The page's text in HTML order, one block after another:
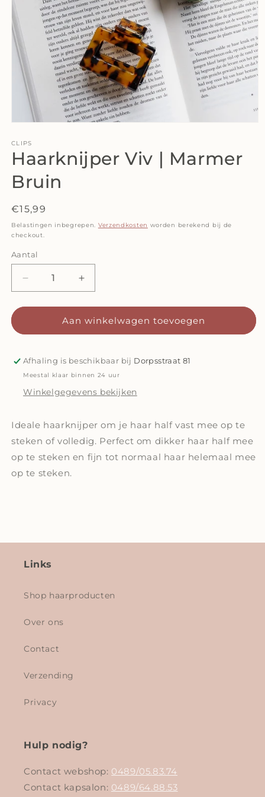
openen
in
modaal
CLIPS
Haarknijper Viv | Marmer
Bruin
Normale
prijs
€15,99
Belastingen inbegrepen. Verzendkosten worden berekend bij de
checkout.
Aantal
Aantal
Aantal
verlagen
voor
Haarknijper
Viv
Marmer
Bruin
Aantal
verhogen
voor
Haarknijper
Viv
Marmer
Bruin
Aan winkelwagen toevoegen
Afhaling is beschikbaar bij Dorpsstraat 81
Meestal klaar binnen 24 uur
Winkelgegevens bekijken
Ideale haarknijper om je haar half vast mee op te
steken of volledig. Perfect om dikker haar half mee
op te steken en fijn tot normaal haar helemaal mee
op te steken.
Links
Shop haarproducten
Over ons
Contact
Verzending
Privacy
Hulp nodig?
Contact webshop: 0489/05.83.74
Contact kapsalon: 0489/64.88.53